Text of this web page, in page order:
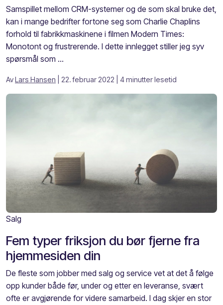
Samspillet mellom CRM-systemer og de som skal bruke det,
kan i mange bedrifter fortone seg som Charlie Chaplins
forhold til fabrikkmaskinene i filmen Modern Times:
Monotont og frustrerende. I dette innlegget stiller jeg syv
spørsmål som ...
Av Lars Hansen | 22. februar 2022 | 4 minutter lesetid
Salg
Fem typer friksjon du bør fjerne fra
hjemmesiden din
De fleste som jobber med salg og service vet at det å følge
opp kunder både før, under og etter en leveranse, svært
ofte er avgjørende for videre samarbeid. I dag skjer en stor